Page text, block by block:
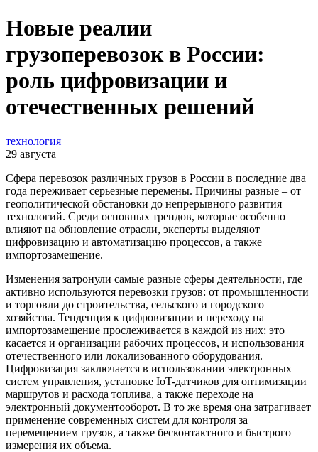
Новые реалии
грузоперевозок в России:
роль цифровизации и
отечественных решений
технология
29 августа
Сфера перевозок различных грузов в России в последние два
года переживает серьезные перемены. Причины разные – от
геополитической обстановки до непрерывного развития
технологий. Среди основных трендов, которые особенно
влияют на обновление отрасли, эксперты выделяют
цифровизацию и автоматизацию процессов, а также
импортозамещение.
Изменения затронули самые разные сферы деятельности, где
активно используются перевозки грузов: от промышленности
и торговли до строительства, сельского и городского
хозяйства. Тенденция к цифровизации и переходу на
импортозамещение прослеживается в каждой из них: это
касается и организации рабочих процессов, и использования
отечественного или локализованного оборудования.
Цифровизация заключается в использовании электронных
систем управления, установке IoT-датчиков для оптимизации
маршрутов и расхода топлива, а также переходе на
электронный документооборот. В то же время она затрагивает
применение современных систем для контроля за
перемещением грузов, а также бесконтактного и быстрого
измерения их объема.